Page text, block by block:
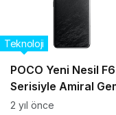
POCO Yeni Nesil F6
Serisiyle Amiral
Pazarında Çığır
Teknoloji
2 yıl önce